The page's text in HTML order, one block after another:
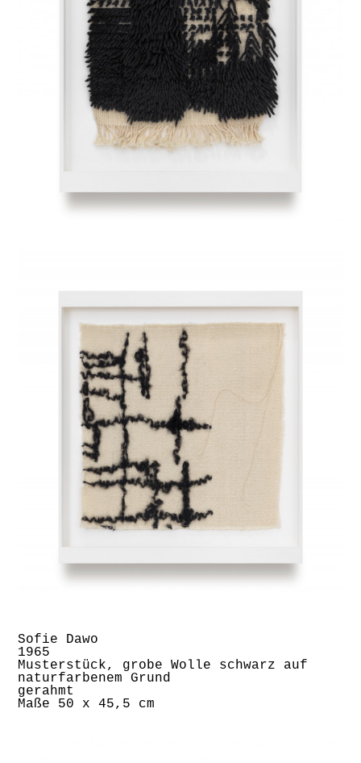
Sofie Dawo
1965
Musterstück, grobe Wolle schwarz auf
naturfarbenem Grund
gerahmt
Maße 50 x 45,5 cm